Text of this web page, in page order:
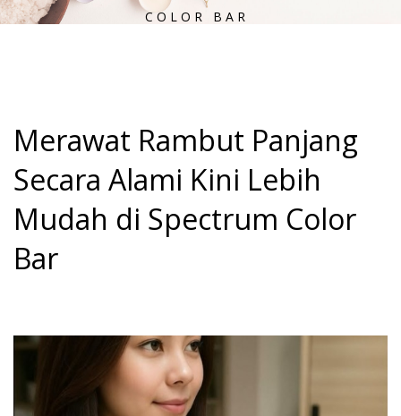
COLOR BAR
Merawat Rambut Panjang
Secara Alami Kini Lebih
Mudah di Spectrum Color
Bar